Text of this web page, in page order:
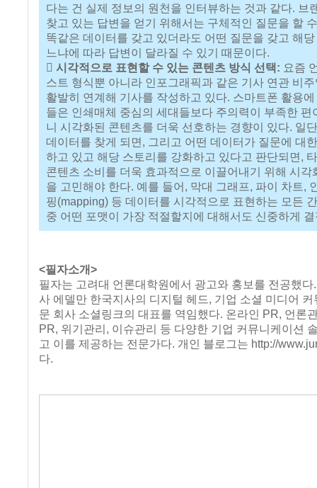
다는 건 실제 정보의 원천을 인터뷰하는 것과 같다. 브
찾고 있는 답변을 얻기 위해서는 구체적인 질문을 할
똑같은 데이터를 갖고 있더라도 어떤 질문을 갖고 해
느냐에 따라 답변이 달라질 수 있기 때문이다.
 시각적으로 표현할 수 있는 콘텐츠 방식 선택: 요즘
스트 형식뿐 아니라 인포그래픽과 같은 기사 연관 비
활발히 연계해 기사를 작성하고 있다. 스마트폰 활용
들은 인쇄매체 중심의 세대들보다 주의력이 부족한 편
니 시각화된 콘텐츠를 더욱 선호하는 경향이 있다. 일
데이터를 찾게 되면, 그리고 어떤 데이터가 질문에 대
하고 있고 해당 스토리를 강화하고 있다고 판단되면,
콘텐츠 소비를 더욱 효과적으로 이끌어내기 위해 시각
을 고민해야 한다. 예를 들어, 막대 그래프, 파이 차트,
핑(mapping) 등 데이터를 시각적으로 표현하는 모든
중 어떤 포맷이 가장 적절할지에 대해서도 신중하게
<필자소개>
필자는 고려대 언론대학원에서 광고와 홍보를 전공했
사 에델만 한국지사의 디지털 헤드, 기업 소셜 미디어
문 회사 소셜링크의 대표를 역임했다. 온라인 PR, 언론
PR, 위기관리, 이슈관리 등 다양한 기업 커뮤니케이션
고 이를 제공하는 전문가다. 개인 블로그는 http://
다.